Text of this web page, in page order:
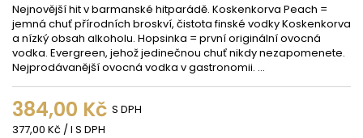
Nejnovější hit v barmanské hitparádě. Koskenkorva Peach =
jemná chuť přírodních broskví, čistota finské vodky Koskenkorva
a nízký obsah alkoholu. Hopsinka = první originální ovocná
vodka. Evergreen, jehož jedinečnou chuť nikdy nezapomenete.
Nejprodávanější ovocná vodka v gastronomii. ...
384,00 Kč S DPH
377,00 Kč / l S DPH